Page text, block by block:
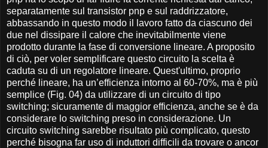
separatamente sul transistor pnp e sul raddrizzatore,
abbassando in questo modo il lavoro fatto da ciascuno dei
due nel dissipare il calore che inevitabilmente viene
prodotto durante la fase di conversione lineare. A proposito
di ciò, per voler semplificare questo circuito la scelta è
caduta su di un regolatore lineare. Quest'ultimo, proprio
perché lineare, ha un’efficienza intorno al 60-70%, ma è più
semplice (Fig. 04) da utilizzare di un circuito di tipo
switching; sicuramente di maggior efficienza, anche se è da
considerare lo switching preso in considerazione. Un
circuito switching sarebbe risultato più complicato, questo
perché bisogna far uso di induttori difficili da trovare o ancor